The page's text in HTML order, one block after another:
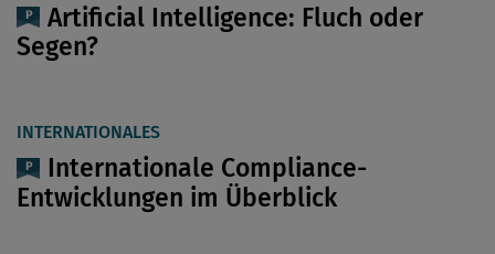
Artificial Intelligence: Fluch oder
Segen?
INTERNATIONALES
Internationale Compliance-
Entwicklungen im Überblick